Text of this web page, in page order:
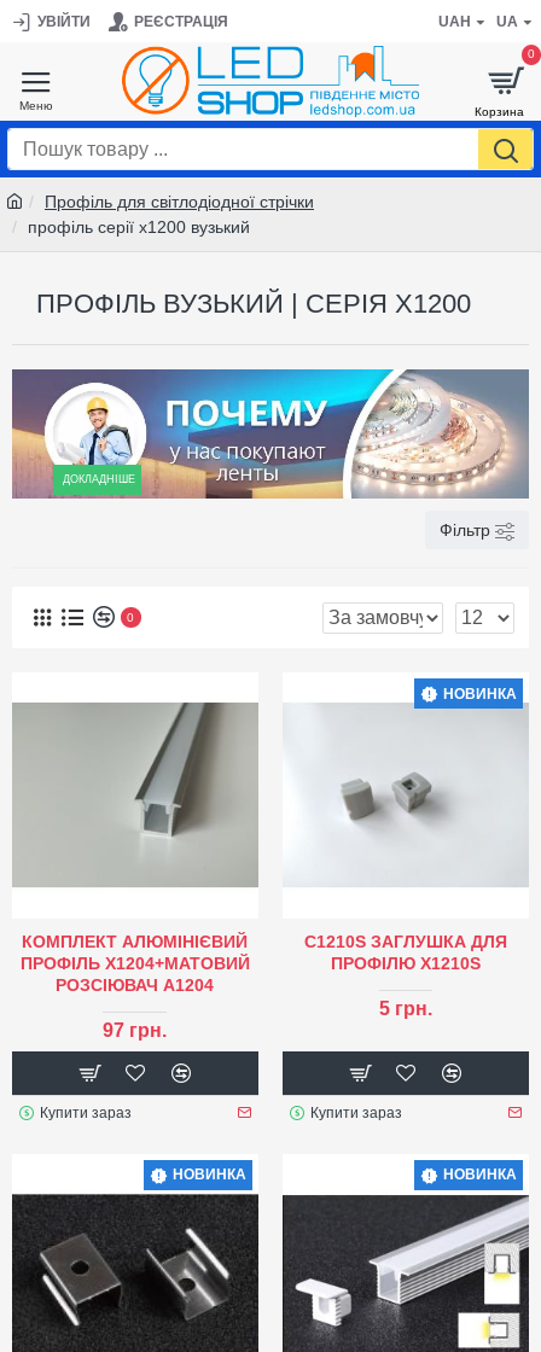
УВІЙТИ РЕЄСТРАЦІЯ UAH UA
0
Профіль для світлодіодної стрічки
профіль серії х1200 вузький
ПРОФІЛЬ ВУЗЬКИЙ | СЕРІЯ X1200
ДОКЛАДНІШЕ
Фільтр
0
КОМПЛЕКТ АЛЮМІНІЄВИЙ
ПРОФІЛЬ X1204+МАТОВИЙ
РОЗСІЮВАЧ A1204
97 грн.
Купити зараз
НОВИНКА
C1210S ЗАГЛУШКА ДЛЯ
ПРОФІЛЮ X1210S
5 грн.
Купити зараз
НОВИНКА НОВИНКА